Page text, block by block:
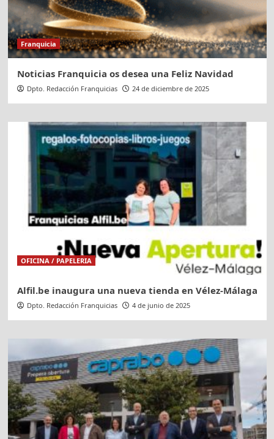
Franquicia
Noticias Franquicia os desea una Feliz Navidad
Dpto. Redacción Franquicias 24 de diciembre de 2025
OFICINA / PAPELERIA
Alfil.be inaugura una nueva tienda en Vélez-Málaga
Dpto. Redacción Franquicias 4 de junio de 2025